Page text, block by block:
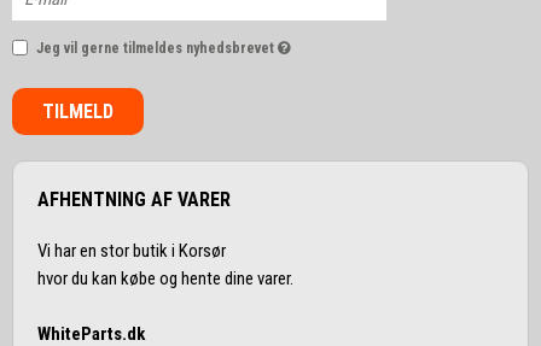
Jeg vil gerne tilmeldes nyhedsbrevet
TILMELD
AFHENTNING AF VARER
Vi har en stor butik i Korsør
hvor du kan købe og hente dine varer.
WhiteParts.dk